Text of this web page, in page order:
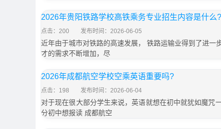
2026年贵阳铁路学校高铁乘务专业招生内容是什么?
点击：200 发布时间：2026-06-05
近年由于城市对铁路的高速发展， 铁路运输业得到了进一
才的需求不断增加，尽
2026年成都航空学校空乘英语重要吗?
点击：198 发布时间：2026-06-04
对于现在很大部分学生来说，英语就想在初中就犹如魔咒
分初中想报读 成都航空